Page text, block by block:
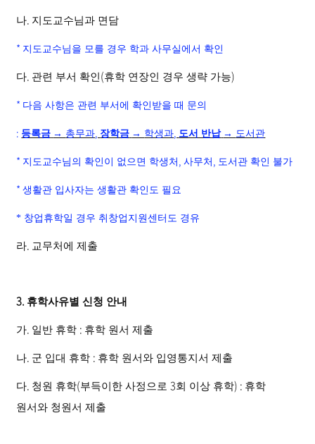
나. 지도교수님과 면담
* 지도교수님을 모를 경우 학과 사무실에서 확인
다. 관련 부서 확인 (휴학 연장인 경우 생략 가능)
* 다음 사항은 관련 부서에 확인받을 때 문의
: 등록금 → 총무과, 장학금 → 학생과, 도서 반납 → 도서관
* 지도교수님의 확인이 없으면 학생처 ,사무처 , 도서관 확인 불가
*생활관 입사자는 생활관 확인도 필요
* 창업휴학일 경우 취창업지원센터도 경유
라. 교무처에 제출
3. 휴학사유별 신청 안내
가. 일반 휴학 : 휴학 원서 제출
나. 군 입대 휴학 : 휴학 원서와 입영통지서 제출
다. 청원 휴학(부득이한 사정으로3회 이상 휴학) : 휴학
원서와 청원서 제출